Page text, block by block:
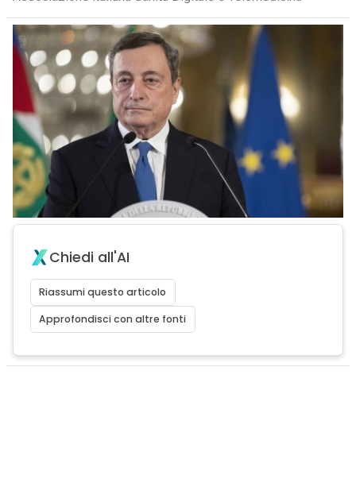
Chiedi all'AI
Riassumi questo articolo
Approfondisci con altre fonti